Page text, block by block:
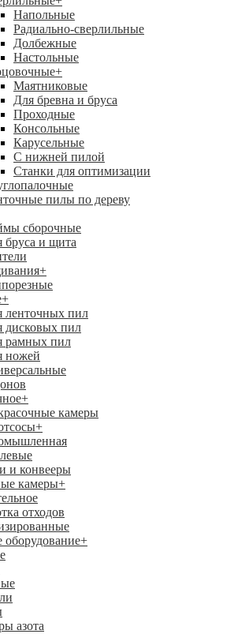
Напольные
Радиально-сверлильные
Долбежные
Настольные
+
Маятниковые
Для бревна и бруса
Проходные
Консольные
Карусельные
С нижней пилой
Станки для оптимизации
пилы по дереву
сборочные
бруса и щита
+
+
ленточных пил
дисковых пил
рамных пил
ножей
+
камеры
+
и конвееры
камеры+
отходов
оборудование+
азота